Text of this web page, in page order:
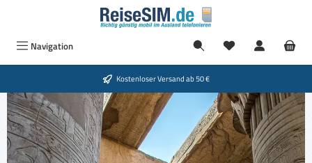
Zum Hauptinhalt springen
Navigation
Kostenloser Versand ab 50 €